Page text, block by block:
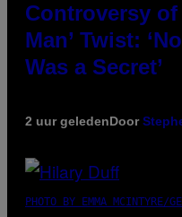
Controversy
Man’ Twist:
Was a Secret’
2 uur geledenDoor
PHOTO BY EMMA MCINTYRE/